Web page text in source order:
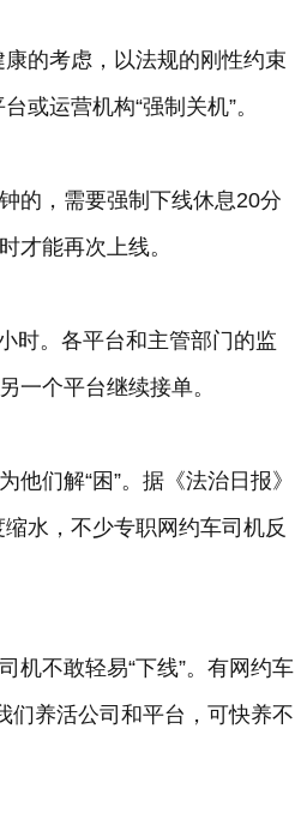
的考虑，以法规的刚性约束
或运营机构“强制关机”。
的，需要强制下线休息20分
才能再次上线。
时。各平台和主管部门的监
一个平台继续接单。
们解“困”。据《法治日报》
水，不少专职网约车司机反
机不敢轻易“下线”。有网约车
们养活公司和平台，可快养不